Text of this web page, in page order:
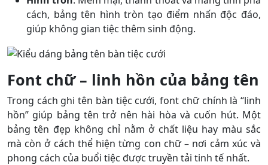
cách, bảng tên hình tròn tạo điểm nhấn độc đáo,
giúp không gian tiệc thêm sinh động.
Font chữ – linh hồn của bảng tên
Trong cách ghi tên bàn tiệc cưới, font chữ chính là “linh
hồn” giúp bảng tên trở nên hài hòa và cuốn hút. Một
bảng tên đẹp không chỉ nằm ở chất liệu hay màu sắc
mà còn ở cách thể hiện từng con chữ – nơi cảm xúc và
phong cách của buổi tiệc được truyền tải tinh tế nhất.